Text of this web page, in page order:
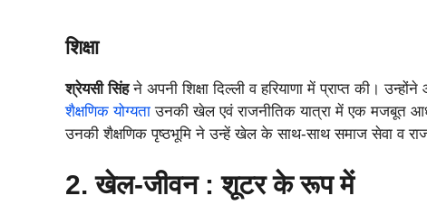
शिक्षा
श्रेयसी सिंहने अपनी शिक्षा दिल्ली व हरियाणा में प्राप्त की।
शैक्षणिक योग्यता उनकी खेल एवं राजनीतिक यात्रा में एक मजबूत
उनकी शैक्षणिक पृष्ठभूमि ने उन्हें खेल के साथ-साथ समाज सेवा व
2. खेल-जीवन : शूटर के रूप में